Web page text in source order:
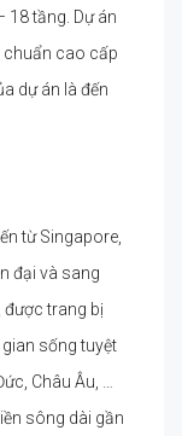
18 tầng. Dự án
chuẩn cao cấp
dự án là đến
từ Singapore,
đại và sang
được trang bị
sống tuyệt
Châu Âu, …
sông dài gần